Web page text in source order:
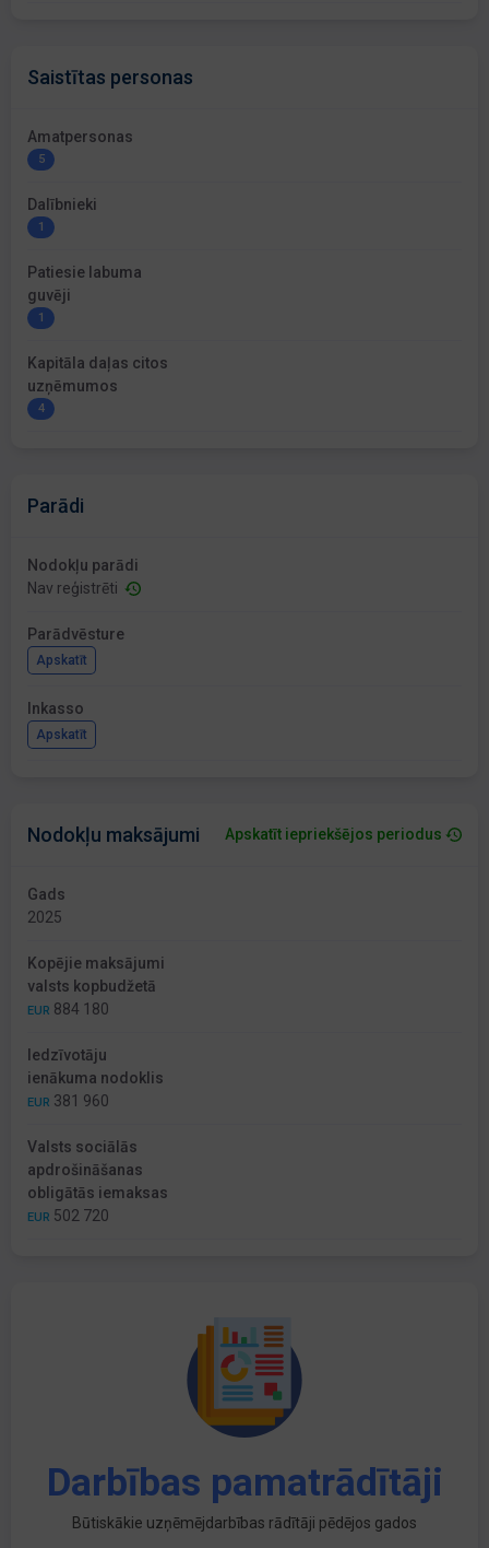
Saistītas personas
Amatpersonas
5
Dalībnieki
1
Patiesie labuma
guvēji
1
Kapitāla daļas citos
uzņēmumos
4
Parādi
Nodokļu parādi
Nav reģistrēti
Parādvēsture
Apskatīt
Inkasso
Apskatīt
Nodokļu maksājumi Apskatīt iepriekšējos periodus
Gads
2025
Kopējie maksājumi
valsts kopbudžetā
EUR 884 180
Iedzīvotāju
ienākuma nodoklis
EUR 381 960
Valsts sociālās
apdrošināšanas
obligātās iemaksas
EUR 502 720
Darbības pamatrādītāji
Būtiskākie uzņēmējdarbības rādītāji pēdējos gados